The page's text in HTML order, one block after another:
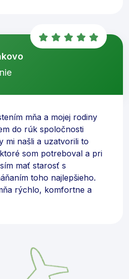
mňa a mojej rodiny
do rúk spoločnosti
mi našli a uzatvorili to
som potreboval a pri
mať starosť s
toho najlepšieho.
rýchlo, komfortne a